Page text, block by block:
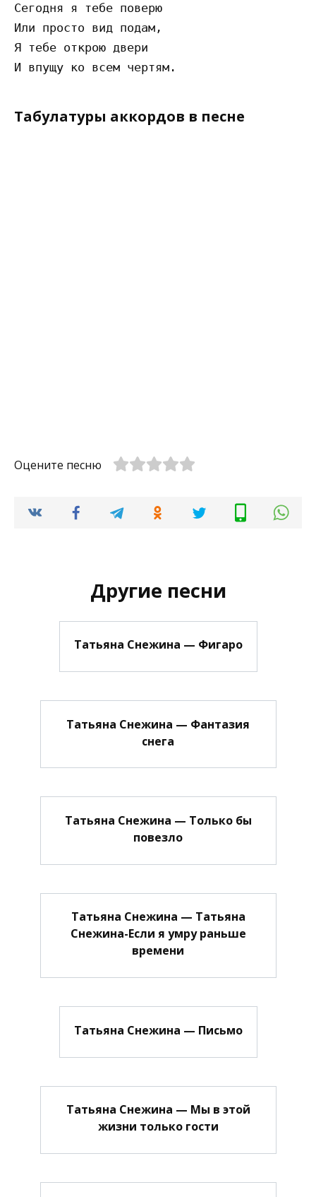
Сегодня я тебе поверю
Или просто вид подам,
Я тебе открою двери
Табулатуры аккордов в песне
Оцените песню
Другие песни
Татьяна Снежина — Фигаро
Татьяна Снежина — Фантазия
снега
Татьяна Снежина — Только бы
повезло
Татьяна Снежина — Татьяна
Снежина-Если я умру раньше
времени
Татьяна Снежина — Письмо
Татьяна Снежина — Мы в этой
жизни только гости